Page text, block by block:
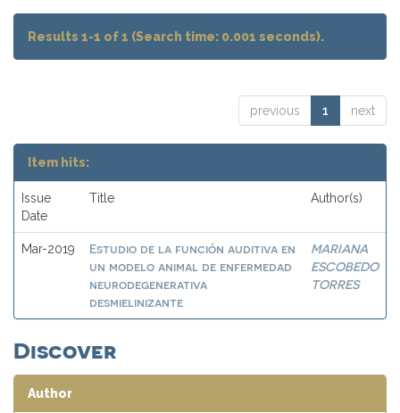
Results 1-1 of 1 (Search time: 0.001 seconds).
previous 1 next
Item hits:
Issue
Date
Title Author(s)
Mar-2019
Estudio de la función auditiva en
un modelo animal de enfermedad
neurodegenerativa
desmielinizante
MARIANA
ESCOBEDO
TORRES
Discover
Author